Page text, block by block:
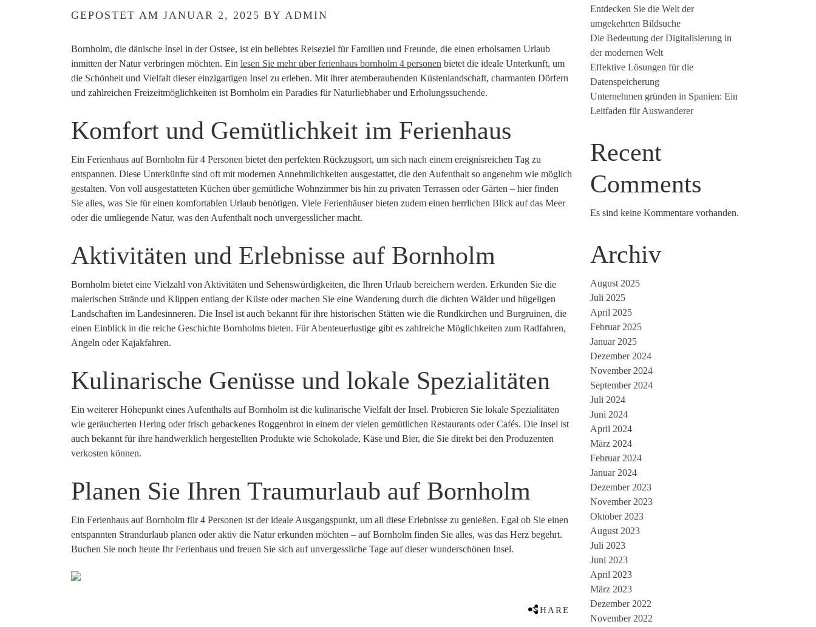
GEPOSTET AM JANUAR 2, 2025 BY ADMIN
Bornholm, die dänische Insel in der Ostsee, ist ein beliebtes Reiseziel für Familien und Freunde, die einen erholsamen Urlaub
inmitten der Natur verbringen möchten. Ein lesen Sie mehr über ferienhaus bornholm 4 personen bietet die ideale Unterkunft, um
die Schönheit und Vielfalt dieser einzigartigen Insel zu erleben. Mit ihrer atemberaubenden Küstenlandschaft, charmanten Dörfern
und zahlreichen Freizeitmöglichkeiten ist Bornholm ein Paradies für Naturliebhaber und Erholungssuchende.
Komfort und Gemütlichkeit im Ferienhaus
Ein Ferienhaus auf Bornholm für 4 Personen bietet den perfekten Rückzugsort, um sich nach einem ereignisreichen Tag zu
entspannen. Diese Unterkünfte sind oft mit modernen Annehmlichkeiten ausgestattet, die den Aufenthalt so angenehm wie möglich
gestalten. Von voll ausgestatteten Küchen über gemütliche Wohnzimmer bis hin zu privaten Terrassen oder Gärten – hier finden
Sie alles, was Sie für einen komfortablen Urlaub benötigen. Viele Ferienhäuser bieten zudem einen herrlichen Blick auf das Meer
oder die umliegende Natur, was den Aufenthalt noch unvergesslicher macht.
Aktivitäten und Erlebnisse auf Bornholm
Bornholm bietet eine Vielzahl von Aktivitäten und Sehenswürdigkeiten, die Ihren Urlaub bereichern werden. Erkunden Sie die
malerischen Strände und Klippen entlang der Küste oder machen Sie eine Wanderung durch die dichten Wälder und hügeligen
Landschaften im Landesinneren. Die Insel ist auch bekannt für ihre historischen Stätten wie die Rundkirchen und Burgruinen, die
einen Einblick in die reiche Geschichte Bornholms bieten. Für Abenteuerlustige gibt es zahlreiche Möglichkeiten zum Radfahren,
Angeln oder Kajakfahren.
Kulinarische Genüsse und lokale Spezialitäten
Ein weiterer Höhepunkt eines Aufenthalts auf Bornholm ist die kulinarische Vielfalt der Insel. Probieren Sie lokale Spezialitäten
wie geräucherten Hering oder frisch gebackenes Roggenbrot in einem der vielen gemütlichen Restaurants oder Cafés. Die Insel ist
auch bekannt für ihre handwerklich hergestellten Produkte wie Schokolade, Käse und Bier, die Sie direkt bei den Produzenten
verkosten können.
Planen Sie Ihren Traumurlaub auf Bornholm
Ein Ferienhaus auf Bornholm für 4 Personen ist der ideale Ausgangspunkt, um all diese Erlebnisse zu genießen. Egal ob Sie einen
entspannten Strandurlaub planen oder aktiv die Natur erkunden möchten – auf Bornholm finden Sie alles, was das Herz begehrt.
Buchen Sie noch heute Ihr Ferienhaus und freuen Sie sich auf unvergessliche Tage auf dieser wunderschönen Insel.
SHARE
Entdecken Sie die Welt der
umgekehrten Bildsuche
Die Bedeutung der Digitalisierung in
der modernen Welt
Effektive Lösungen für die
Datenspeicherung
Unternehmen gründen in Spanien: Ein
Leitfaden für Auswanderer
Recent
Comments
Es sind keine Kommentare vorhanden.
Archiv
August 2025
Juli 2025
April 2025
Februar 2025
Januar 2025
Dezember 2024
November 2024
September 2024
Juli 2024
Juni 2024
April 2024
März 2024
Februar 2024
Januar 2024
Dezember 2023
November 2023
Oktober 2023
August 2023
Juli 2023
Juni 2023
April 2023
März 2023
Dezember 2022
November 2022